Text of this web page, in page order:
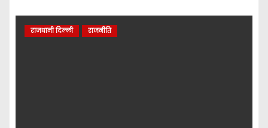
राजधानी दिल्ली राजनीति